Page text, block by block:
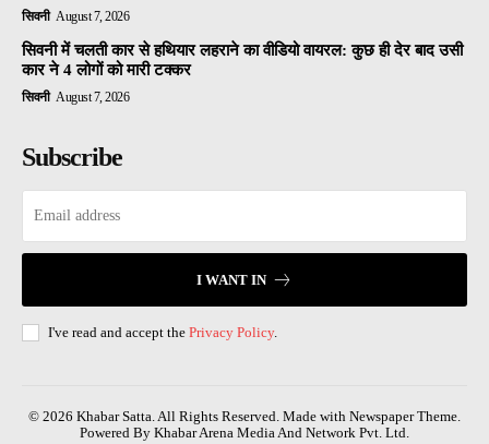
सिवनी August 7, 2026
सिवनी में चलती कार से हथियार लहराने का वीडियो वायरल: कुछ ही देर बाद उसी
कार ने 4 लोगों को मारी टक्कर
सिवनी August 7, 2026
Subscribe
I WANT IN
I've read and accept the Privacy Policy.
© 2026 Khabar Satta. All Rights Reserved. Made with Newspaper Theme.
Powered By Khabar Arena Media And Network Pvt. Ltd.